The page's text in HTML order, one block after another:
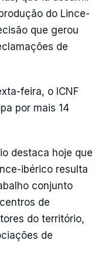
do Lince-
que gerou
de
feira, o ICNF
por mais 14
destaca hoje que
ibérico resulta
conjunto
de
do território,
de